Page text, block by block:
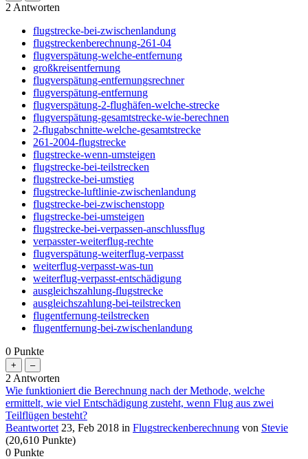
2 Antworten
flugstrecke-bei-zwischenlandung
flugstreckenberechnung-261-04
flugverspätung-welche-entfernung
großkreisentfernung
flugverspätung-entfernungsrechner
flugverspätung-entfernung
flugverspätung-2-flughäfen-welche-strecke
flugverspätung-gesamtstrecke-wie-berechnen
2-flugabschnitte-welche-gesamtstrecke
261-2004-flugstrecke
flugstrecke-wenn-umsteigen
flugstrecke-bei-teilstrecken
flugstrecke-bei-umstieg
flugstrecke-luftlinie-zwischenlandung
flugstrecke-bei-zwischenstopp
flugstrecke-bei-umsteigen
flugstrecke-bei-verpassen-anschlussflug
verpasster-weiterflug-rechte
flugverspätung-weiterflug-verpasst
weiterflug-verpasst-was-tun
weiterflug-verpasst-entschädigung
ausgleichszahlung-flugstrecke
ausgleichszahlung-bei-teilstrecken
flugentfernung-teilstrecken
flugentfernung-bei-zwischenlandung
0 Punkte
2 Antworten
Wie funktioniert die Berechnung nach der Methode, welche
ermittelt, wie viel Entschädigung zusteht, wenn Flug aus zwei
Teilflügen besteht?
Beantwortet 23, Feb 2018 in Flugstreckenberechnung von Stevie
(20,610 Punkte)
0 Punkte